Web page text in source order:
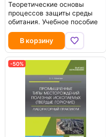
Теоретические основы
процессов защиты среды
обитания. Учебное пособие
В корзину
-50%